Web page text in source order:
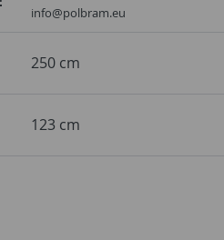
info@polbram.eu
250 cm
123 cm